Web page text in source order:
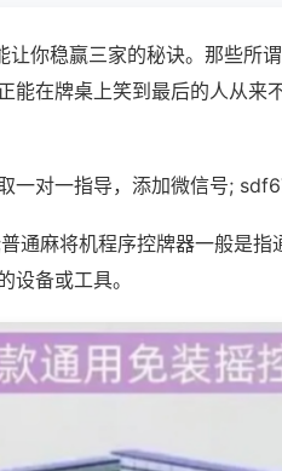
你稳赢三家的秘诀。那些所
能在牌桌上笑到最后的人从来
一对一指导，添加微信号;
通麻将机程序控牌器一般是
设备或工具。